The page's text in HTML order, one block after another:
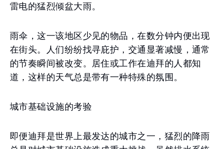
雷电的猛烈倾盆大雨。
雨伞，这一该地区少见的物品，在数分钟内便出现
在街头。人们纷纷找寻庇护，交通显著减慢，通常
的节奏瞬间被改变。居住或工作在迪拜的人都知
道，这样的天气总是带有一种特殊的氛围。
城市基础设施的考验
即便迪拜是世界上最发达的城市之一，猛烈的降雨